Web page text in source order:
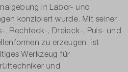
Puls, Arbiträr
in Labor- und
konzipiert wurde. Mit seiner
, Rechteck-, Dreieck-, Puls- und
zu erzeugen, ist
Werkzeug für
und